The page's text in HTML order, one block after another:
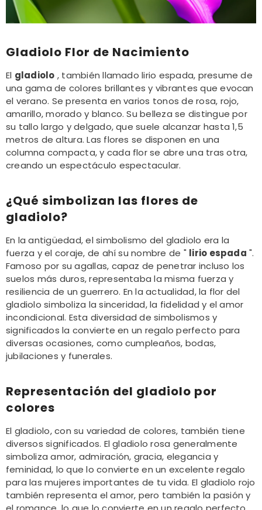
Gladiolo Flor de Nacimiento
El gladiolo , también llamado lirio espada, presume de
una gama de colores brillantes y vibrantes que evocan
el verano. Se presenta en varios tonos de rosa, rojo,
amarillo, morado y blanco. Su belleza se distingue por
su tallo largo y delgado, que suele alcanzar hasta 1,5
metros de altura. Las flores se disponen en una
columna compacta, y cada flor se abre una tras otra,
creando un espectáculo espectacular.
¿Qué simbolizan las flores de
gladiolo?
En la antigüedad, el simbolismo del gladiolo era la
fuerza y ​​el coraje, de ahí su nombre de " lirio espada ".
Famoso por su agallas, capaz de penetrar incluso los
suelos más duros, representaba la misma fuerza y ​​
resiliencia de un guerrero. En la actualidad, la flor del
gladiolo simboliza la sinceridad, la fidelidad y el amor
incondicional. Esta diversidad de simbolismos y
significados la convierte en un regalo perfecto para
diversas ocasiones, como cumpleaños, bodas,
jubilaciones y funerales.
Representación del gladiolo por
colores
El gladiolo, con su variedad de colores, también tiene
diversos significados. El gladiolo rosa generalmente
simboliza amor, admiración, gracia, elegancia y
feminidad, lo que lo convierte en un excelente regalo
para las mujeres importantes de tu vida. El gladiolo rojo
también representa el amor, pero también la pasión y